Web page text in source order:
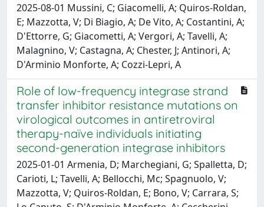
2025-08-01 Mussini, C; Giacomelli, A; Quiros-Roldan,
E; Mazzotta, V; Di Biagio, A; De Vito, A; Costantini, A;
D'Ettorre, G; Giacometti, A; Vergori, A; Tavelli, A;
Malagnino, V; Castagna, A; Chester, J; Antinori, A;
D'Arminio Monforte, A; Cozzi-Lepri, A
Role of low-frequency integrase strand
transfer inhibitor resistance mutations on
virological outcomes in antiretroviral
therapy-naïve individuals initiating
second-generation integrase inhibitors
2025-01-01 Armenia, D; Marchegiani, G; Spalletta, D;
Carioti, L; Tavelli, A; Bellocchi, Mc; Spagnuolo, V;
Mazzotta, V; Quiros-Roldan, E; Bono, V; Carrara, S;